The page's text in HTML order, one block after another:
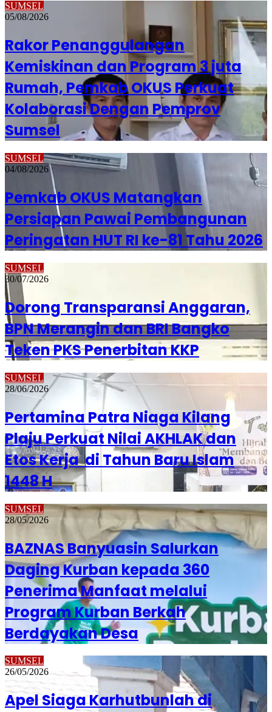
SUMSEL
05/08/2026
Rakor Penanggulangan
Kemiskinan dan Program 3 juta
Rumah, Pemkab OKUS Perkuat
Kolaborasi Dengan Pemprov
Sumsel
SUMSEL
04/08/2026
Pemkab OKUS Matangkan
Persiapan Pawai Pembangunan
Peringatan HUT RI ke-81 Tahu 2026
SUMSEL
30/07/2026
Dorong Transparansi Anggaran,
BPN Merangin dan BRI Bangko
Teken PKS Penerbitan KKP
SUMSEL
28/06/2026
Pertamina Patra Niaga Kilang
Plaju Perkuat Nilai AKHLAK dan
Etos Kerja di Tahun Baru Islam
1448 H
SUMSEL
28/05/2026
BAZNAS Banyuasin Salurkan
Daging Kurban kepada 360
Penerima Manfaat melalui
Program Kurban Berkah
Berdayakan Desa
SUMSEL
26/05/2026
Apel Siaga Karhutbunlah di